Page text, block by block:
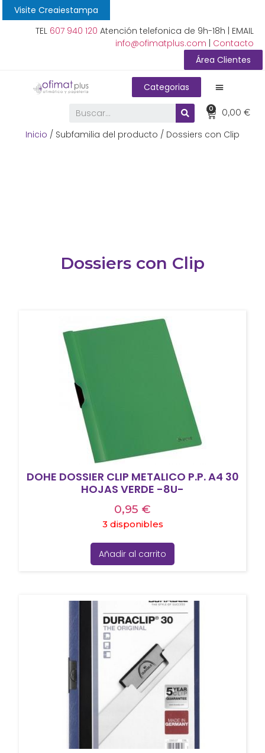
Visite Creaiestampa
TEL 607 940 120 Atención telefonica de 9h-18h | EMAIL
info@ofimatplus.com
Contacto
Área Clientes
Categorias
0,00€
0
Inicio / Subfamilia del producto / Dossiers con Clip
Dossiers con Clip
DOHE DOSSIER CLIP METALICO P.P. A4 30
HOJAS VERDE -8U-
0,95 €
3 disponibles
Añadir al carrito